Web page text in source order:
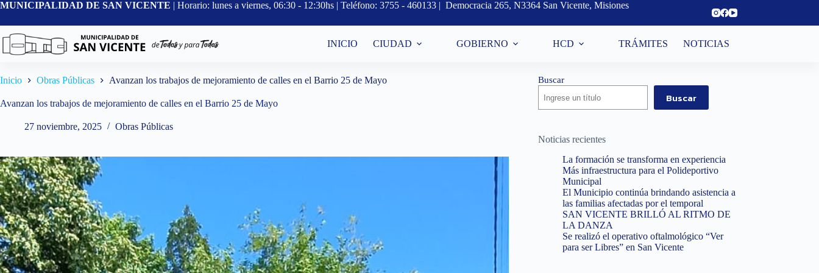
Saltar
contenido
MUNICIPALIDAD DE SAN VICENTE | Horario: lunes a viernes, 06:30 - 12:30hs | Teléfono: 3755 - 460133 | Democracia 265, N3364 San Vicente, Misiones
INICIO CIUDAD GOBIERNO HCD TRÁMITES NOTICIAS
Inicio Obras Públicas Avanzan los trabajos de mejoramiento de calles en el Barrio 25 de Mayo
Avanzan los trabajos de mejoramiento de calles en el Barrio 25 de Mayo
27 noviembre, 2025 Obras Públicas
Buscar
Buscar
Noticias recientes
La formación se transforma en experiencia
Más infraestructura para el Polideportivo
Municipal
El Municipio continúa brindando asistencia a
las familias afectadas por el temporal
SAN VICENTE BRILLÓ AL RITMO DE
LA DANZA
Se realizó el operativo oftalmológico “Ver
para ser Libres” en San Vicente